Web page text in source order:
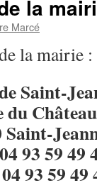
la
Marcé
la mairie :
Saint-
du Château
Saint-
93 59 49
93 59 49